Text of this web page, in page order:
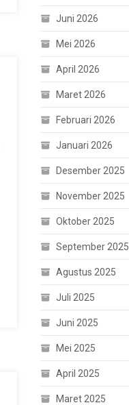
Juni 2026
Mei 2026
April 2026
Maret 2026
Februari 2026
Januari 2026
Desember 2025
November 2025
Oktober 2025
September 2025
Agustus 2025
Juli 2025
Juni 2025
Mei 2025
April 2025
Maret 2025